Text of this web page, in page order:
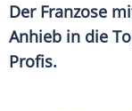
Der Franzose
Anhieb in die
Profis.